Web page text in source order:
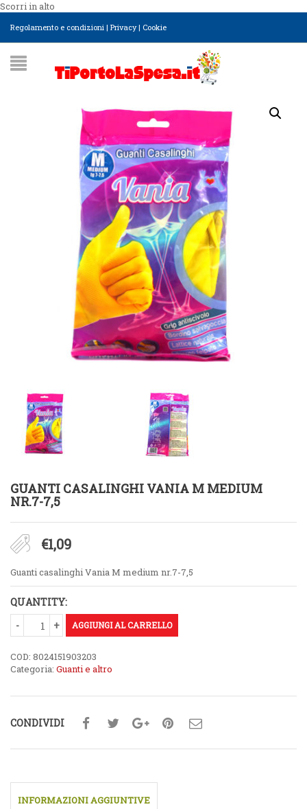
Scorri in alto
Regolamento e condizioni | Privacy| Cookie
GUANTI CASALINGHI VANIA M MEDIUM
NR.7-7,5
€1,09
Guanti casalinghi Vania M medium nr.7-7,5
QUANTITY:
AGGIUNGI AL CARRELLO
COD: 8024151903203
Categoria: Guanti e altro
CONDIVIDI
INFORMAZIONI AGGIUNTIVE